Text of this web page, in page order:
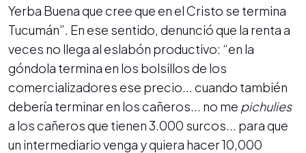
Yerba Buena que cree que en el Cristo se termina
Tucumán”. En ese sentido, denunció que la renta a
veces no llega al eslabón productivo: “en la
góndola termina en los bolsillos de los
comercializadores ese precio... cuando también
debería terminar en los cañeros... no me pichulies
a los cañeros que tienen 3.000 surcos... para que
un intermediario venga y quiera hacer 10,000